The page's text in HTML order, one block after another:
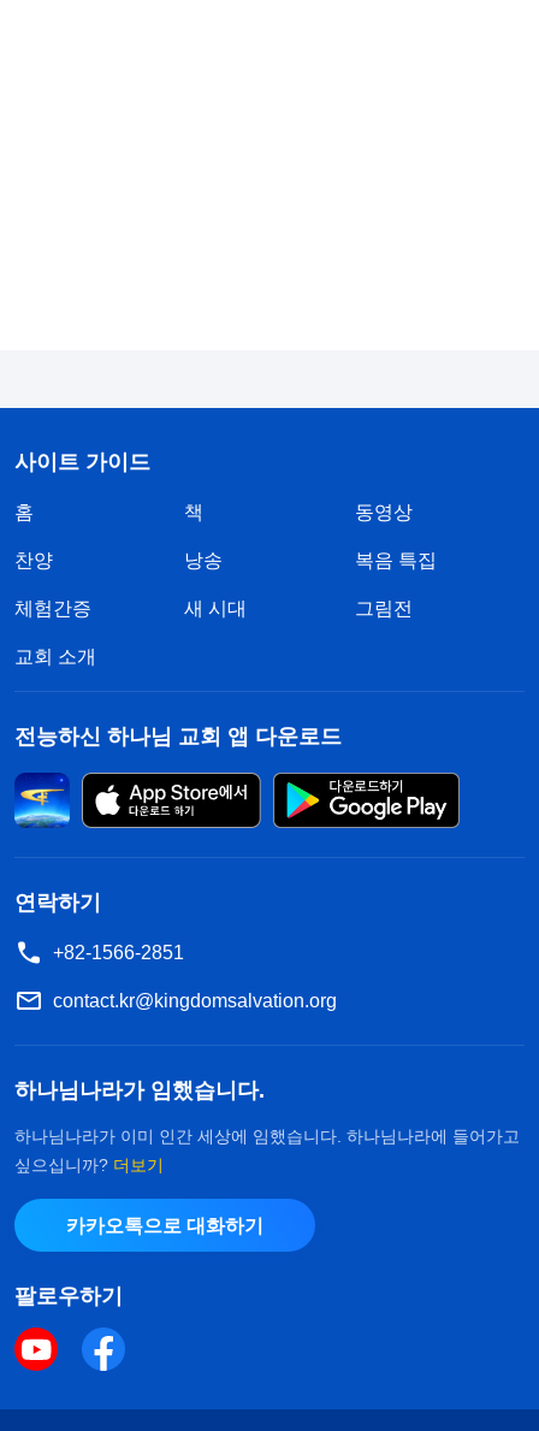
계가 절실히 필요함을 깨닫게 되었습니다. 형벌 심
는 하나님의 그런 사역을 더 많이 받아들이길 원합니
다.
이번 형벌 심판을 체험한 후, 제 영적 상태는 달라
맞지 않은 하나님의 사역도 이해하게 되었습니다. 그
런데 얼마 지나지 않아 하나님께서 또 한 번 드러내
시니 그제서야 제 인식이 여전히 너무 얕다는 사실을
깨닫게 되었습니다.
8월 초에 저는 선거를 통해 중간급 리더가 되었습
니다. 당시 속으로 이렇게 다짐했습니다. ‘하나님! 저
를 높여 주시어 이런 큰일을 맡겨 주심에 감사드립니
같이 많은 질문이 담긴 형제자매들의 편지를 마주했
깨어 있는 날이 많았지만, 그래도 즐거웠습니다. 가
떻게 처리해야 좋을지 모를 때는 기도하면서 하나님
께 의지했습니다. 그리고 하나님의 인도를 통해 교회
사이트 가이드
홈 책 동영상
찬양 낭송 복음 특집
체험간증 새 시대 그림전
교회 소개
전능하신 하나님 교회 앱 다운로드
연락하기
+82-1566-2851
contact.kr@kingdomsalvation.org
하나님나라가 임했습니다.
하나님나라가 이미 인간 세상에 임했습니다. 하나님나라에 들어가고
싶으십니까? 더보기
카카오톡으로 대화하기
팔로우하기